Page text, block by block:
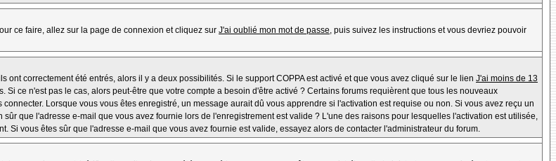
ce faire, allez sur la page de connexion et cliquez sur J'ai oublié mon mot de passe, puis suivez les instructions et vous devriez pouvoir
correctement été entrés, alors il y a deux possibilités. Si le support COPPA est activé et que vous avez cliqué sur le lien J'ai moins de 13
ce n'est pas le cas, alors peut-être que votre compte a besoin d'être activé ? Certains forums requièrent que tous les nouveaux
Lorsque vous vous êtes enregistré, un message aurait dû vous apprendre si l'activation est requise ou non. Si vous avez reçu un
que l'adresse e-mail que vous avez fournie lors de l'enregistrement est valide ? L'une des raisons pour lesquelles l'activation est utilisée,
vous êtes sûr que l'adresse e-mail que vous avez fournie est valide, essayez alors de contacter l'administrateur du forum.